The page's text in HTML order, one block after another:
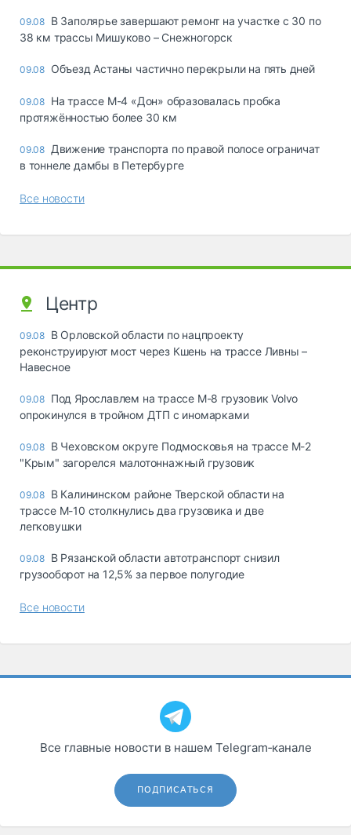
09.08 В Заполярье завершают ремонт на участке с 30 по
38 км трассы Мишуково – Снежногорск
09.08 Объезд Астаны частично перекрыли на пять дней
09.08 На трассе М-4 «Дон» образовалась пробка
протяжённостью более 30 км
09.08 Движение транспорта по правой полосе ограничат
в тоннеле дамбы в Петербурге
Все новости
Центр
09.08 В Орловской области по нацпроекту
реконструируют мост через Кшень на трассе Ливны –
Навесное
09.08 Под Ярославлем на трассе М-8 грузовик Volvo
опрокинулся в тройном ДТП с иномарками
09.08 В Чеховском округе Подмосковья на трассе М-2
"Крым" загорелся малотоннажный грузовик
09.08 В Калининском районе Тверской области на
трассе М-10 столкнулись два грузовика и две
легковушки
09.08 В Рязанской области автотранспорт снизил
грузооборот на 12,5% за первое полугодие
Все новости
Все главные новости в нашем Telegram‑канале
ПОДПИСАТЬСЯ